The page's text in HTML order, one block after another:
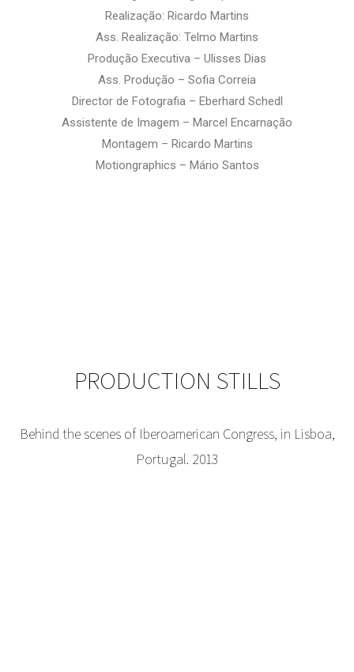
Realização: Ricardo Martins
Ass. Realização: Telmo Martins
Produção Executiva – Ulisses Dias
Ass. Produção – Sofia Correia
Director de Fotografia – Eberhard Schedl
Assistente de Imagem – Marcel Encarnação
Montagem – Ricardo Martins
Motiongraphics – Mário Santos
PRODUCTION STILLS
Behind the scenes of Iberoamerican Congress, in Lisboa,
Portugal. 2013